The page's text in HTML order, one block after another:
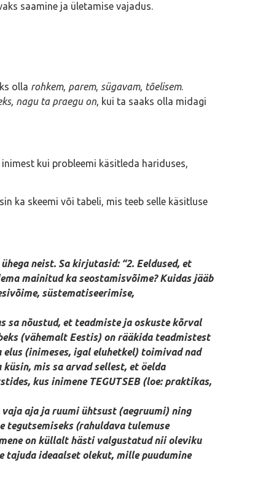
saamine ja ületamise vajadus.
olla rohkem, parem, sügavam, tõelisem.
nagu ta praegu on, kui ta saaks olla midagi
kui probleemi käsitleda hariduses,
ka skeemi või tabeli, mis teeb selle käsitluse
neist. Sa kirjutasid: “2. Eeldused, et
mainitud ka seostamisvõime? Kuidas jääb
süstematiseerimise,
sa nõustud, et teadmiste ja oskuste kõrval
(vähemalt Eestis) on rääkida teadmistest
(inimeses, igal eluhetkel) toimivad nad
küsin, mis sa arvad sellest, et öelda
kus inimene TEGUTSEB (loe: praktikas,
aja ja ruumi ühtsust (aegruumi) ning
tegutsemiseks (rahuldava tulemuse
on küllalt hästi valgustatud nii oleviku
tajuda ideaalset olekut, mille puudumine